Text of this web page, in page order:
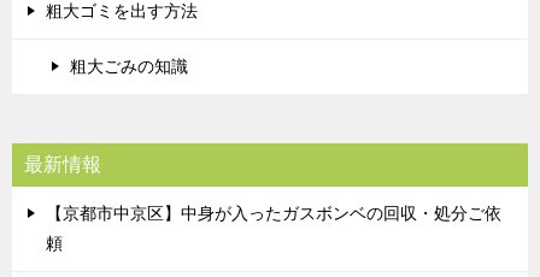
粗大ゴミを出す方法
粗大ごみの知識
最新情報
【京都市中京区】中身が入ったガスボンベの回収・処分ご依
頼